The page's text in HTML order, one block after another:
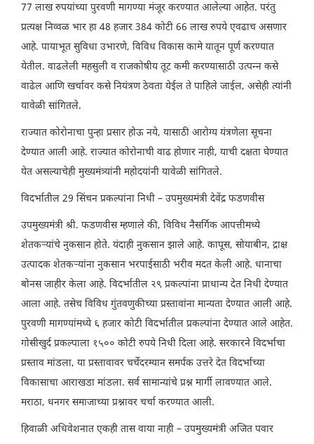
77 लाख रुपयांच्या पुरवणी मागण्या मंजूर करण्यात आलेल्या आहेत. परंतु
प्रत्यक्ष निव्वळ भार हा 48 हजार 384 कोटी 66 लाख रुपये एवढाच असणार
आहे. पायाभूत सुविधा उभारणे, विविध विकास कामे यातून पूर्ण करण्यात
येतील. वाढलेली महसुली व राजकोषीय तूट कमी करण्यासाठी उत्पन्न कसे
वाढेल आणि खर्चावर कसे नियंत्रण ठेवता येईल ते पाहिले जाईल, असेही त्यांनी
यावेळी सांगितले.
राज्यात कोरोनाचा पुन्हा प्रसार होऊ नये, यासाठी आरोग्य यंत्रणेला सूचना
देण्यात आली आहे. राज्यात कोरोनाची वाढ होणार नाही, याची दक्षता घेण्यात
येत असल्याचेही मुख्यमंत्र्यांनी महोदयांनी यावेळी सांगितले.
विदर्भातील 29 सिंचन प्रकल्पांना निधी – उपमुख्यमंत्री देवेंद्र फडणवीस
उपमुख्यमंत्री श्री. फडणवीस म्हणाले की, विविध नैसर्गिक आपत्तीमध्ये
शेतकऱ्यांचे नुकसान होते. यंदाही नुकसान झाले आहे. कापूस, सोयाबीन, द्राक्ष
उत्पादक शेतकऱ्यांना नुकसान भरपाईसाठी भरीव मदत केली आहे. धानाचा
बोनस जाहीर केला आहे. विदर्भातील २९ प्रकल्पांना प्राधान्य देत निधी देण्यात
आला आहे. तसेच विविध गुंतवणुकीच्या प्रस्तावांना मान्यता देण्यात आली आहे.
पुरवणी मागण्यांमध्ये ६ हजार कोटी विदर्भातील प्रकल्पांना देण्यात आले आहेत.
गोसीखुर्द प्रकल्पाला १५०० कोटी रुपये निधी दिला आहे. सरकारने विदर्भाचा
प्रस्ताव मांडला, या प्रस्तावावर चर्चेदरम्यान समर्पक उत्तरे देत विदर्भाच्या
विकासाचा आराखडा मांडला. सर्व सामान्यांचे प्रश्न मार्गी लावण्यात आले.
मराठा, धनगर समाजाच्या प्रश्नावर चर्चा करण्यात आली.
हिवाळी अधिवेशनात एकही तास वाया नाही – उपमुख्यमंत्री अजित पवार